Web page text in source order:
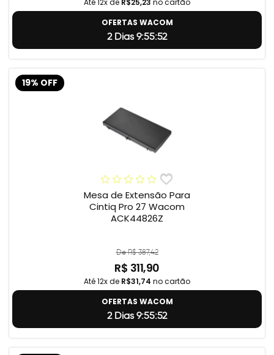
Até 12x de R$25,23 no cartão
OFERTAS WACOM
2 Dias 9:55:51
19% OFF
Mesa de Extensão Para
Cintiq Pro 27 Wacom
ACK44826Z
De R$ 387,42
R$ 311,90
Até 12x de R$31,74 no cartão
OFERTAS WACOM
2 Dias 9:55:51